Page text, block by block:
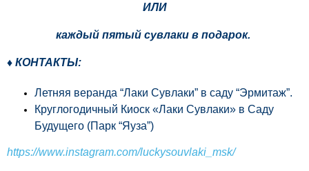
ИЛИ
каждый пятый сувлаки в подарок.
♦ КОНТАКТЫ:
Летняя веранда “Лаки Сувлаки” в саду “Эрмитаж”.
Круглогодичный Киоск «Лаки Сувлаки» в Саду
Будущего (Парк “Яуза”)
https://www.instagram.com/luckysouvlaki_msk/